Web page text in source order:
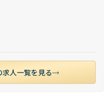
人一覧を見る